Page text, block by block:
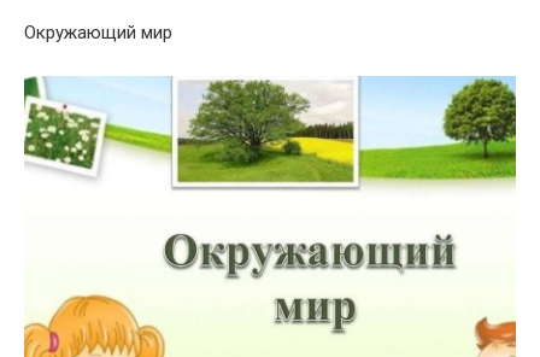
Окружающий мир